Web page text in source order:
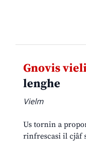
Gnovis
lenghe
Vielm
Us tornin a
rinfrescasi il cjâf